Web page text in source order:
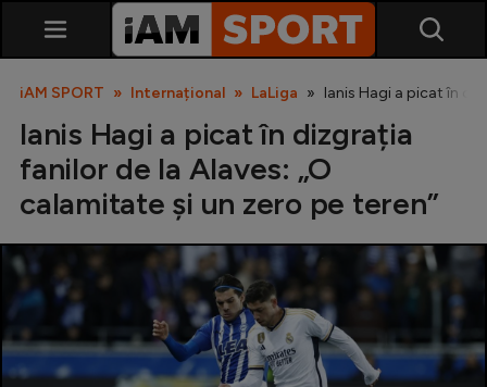
SuperLiga
Liga 2
Cupa României
iAM SPORT Internațional LaLiga Ianis Hagi a picat în
Ianis Hagi a picat în dizgrația
fanilor de la Alaves: „O
calamitate și un zero pe teren”